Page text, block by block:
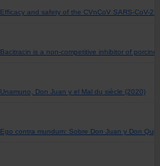
Efficacy and safety of the CVnCoV SARS-CoV-2
Bacitracin is a non-competitive inhibitor of
Unamuno, Don Juan y el Mal du siècle (2020)
Ego contra mundum: Sobre Don Juan y Don